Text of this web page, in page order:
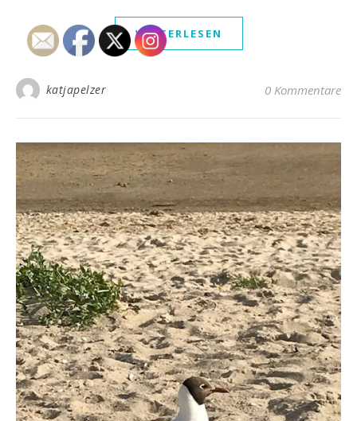
WEITERLESEN
katjapelzer 0 Kommentare